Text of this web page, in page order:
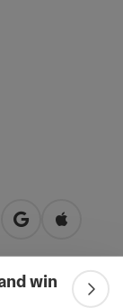
win
open inOpen in